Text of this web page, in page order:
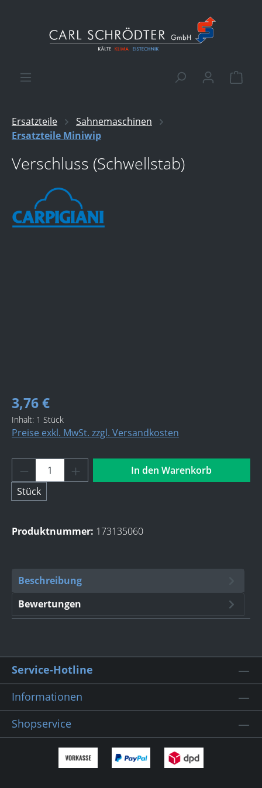
Ersatzteile
Sahnemaschinen
Ersatzteile Miniwip
Verschluss (Schwellstab)
3,76 €
Inhalt: 1 Stück
Preise exkl. MwSt. zzgl. Versandkosten
Produkt Anzahl: Gib den gewünschten
Stück
In den Warenkorb
Produktnummer: 173135060
Beschreibung
Bewertungen
Service-Hotline
Informationen
Shopservice